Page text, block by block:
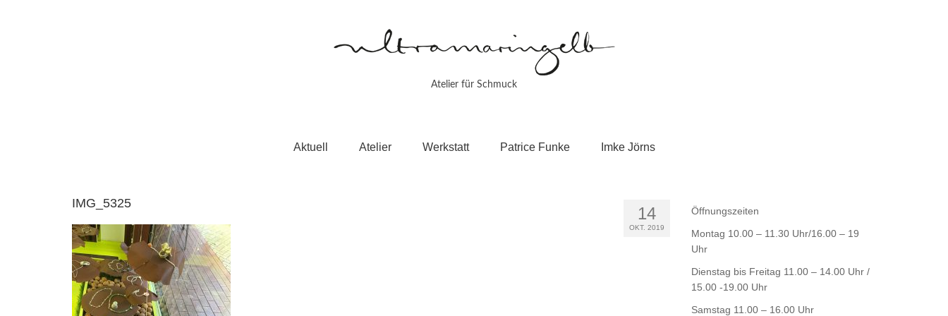
Atelier für Schmuck
Aktuell Atelier Werkstatt Patrice Funke Imke Jörns
14
OKT. 2019
IMG_5325
Öffnungszeiten
Montag 10.00 – 11.30 Uhr/16.00 – 19
Uhr
Dienstag bis Freitag 11.00 – 14.00 Uhr /
15.00 -19.00 Uhr
Samstag 11.00 – 16.00 Uhr